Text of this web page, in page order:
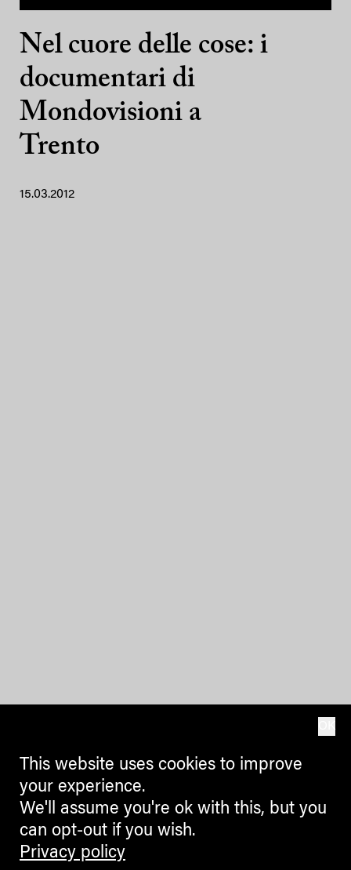
Nel cuore delle cose: i
documentari di
Mondovisioni a
Trento
15.03.2012
This website uses cookies to improve
your experience.
We'll assume you're ok with this, but you
can opt-out if you wish.
Privacy policy